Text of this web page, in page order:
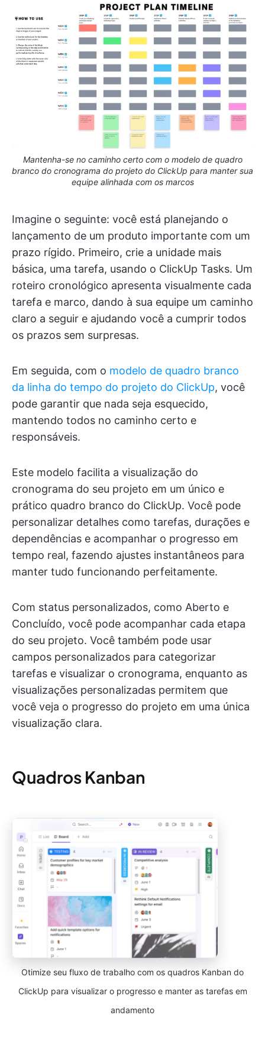
Mantenha-se no caminho certo com o modelo de quadro
branco do cronograma do projeto do ClickUp para manter sua
equipe alinhada com os marcos
Imagine o seguinte: você está planejando o
lançamento de um produto importante com um
prazo rígido. Primeiro, crie a unidade mais
básica, uma tarefa, usando o ClickUp Tasks. Um
roteiro cronológico apresenta visualmente cada
tarefa e marco, dando à sua equipe um caminho
claro a seguir e ajudando você a cumprir todos
os prazos sem surpresas.
Em seguida, com o modelo de quadro branco
da linha do tempo do projeto do ClickUp, você
pode garantir que nada seja esquecido,
mantendo todos no caminho certo e
responsáveis.
Este modelo facilita a visualização do
cronograma do seu projeto em um único e
prático quadro branco do ClickUp. Você pode
personalizar detalhes como tarefas, durações e
dependências e acompanhar o progresso em
tempo real, fazendo ajustes instantâneos para
manter tudo funcionando perfeitamente.
Com status personalizados, como Aberto e
Concluído, você pode acompanhar cada etapa
do seu projeto. Você também pode usar
campos personalizados para categorizar
tarefas e visualizar o cronograma, enquanto as
visualizações personalizadas permitem que
você veja o progresso do projeto em uma única
visualização clara.
Quadros Kanban
Otimize seu fluxo de trabalho com os quadros Kanban do
ClickUp para visualizar o progresso e manter as tarefas em
andamento